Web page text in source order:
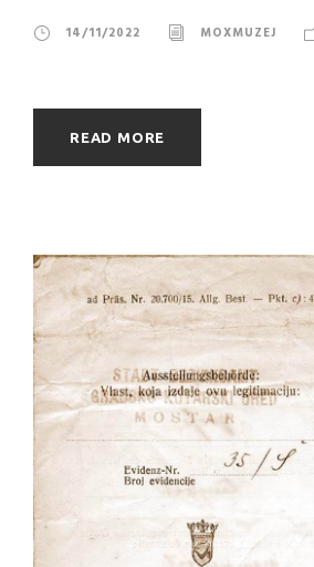
14/11/2022 MOXMUZEJ
READ MORE